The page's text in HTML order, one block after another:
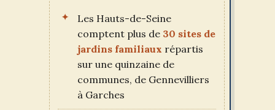
Les Hauts-de-Seine
comptent plus de 30 sites de
jardins familiaux répartis
sur une quinzaine de
communes, de Gennevilliers
à Garches